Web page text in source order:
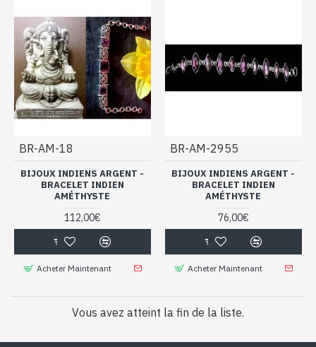
BR-AM-18
BIJOUX INDIENS ARGENT -
BRACELET INDIEN
AMÉTHYSTE
112,00€
Acheter Maintenant
BR-AM-2955
BIJOUX INDIENS ARGENT -
BRACELET INDIEN
AMÉTHYSTE
76,00€
Acheter Maintenant
Vous avez atteint la fin de la liste.